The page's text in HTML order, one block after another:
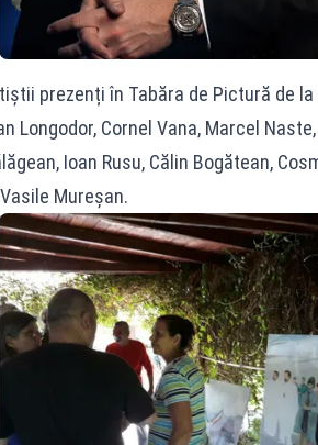
prezenți în Tabăra de Pictură de
Longodor, Cornel Vana, Marcel
Ioan Rusu, Călin Bogătean,
Mureșan.